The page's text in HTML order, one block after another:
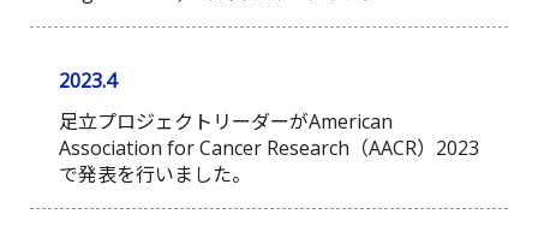
2023.4
足立プロジェクトリーダーがAmerican
Association for Cancer Research（AACR）2023
で発表を行いました。